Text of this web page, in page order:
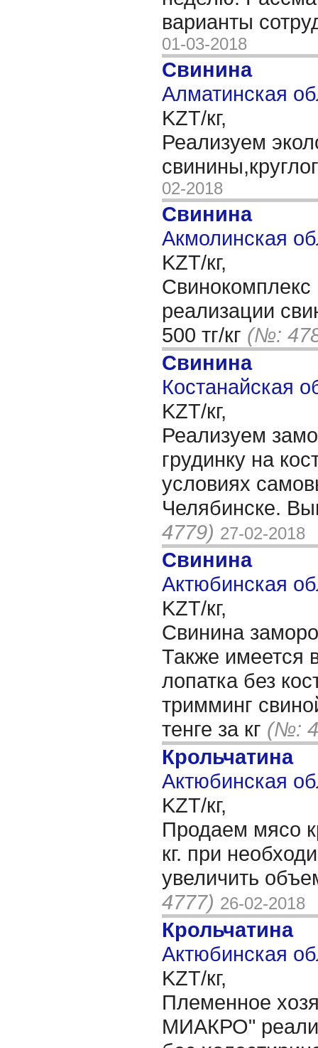
варианты
01-03-2018
Свинина
Алматинская
KZT/кг,
Реализуем
02-2018
Свинина
Акмолинская
KZT/кг,
Свинокомплекс
реализации
500 тг/кг (№:
Свинина
Костанайская
KZT/кг,
Реализуем
грудинку на
условиях
Челябинске.
4779) 27-02-2018
Свинина
Актюбинская
KZT/кг,
Свинина
Также имеется
лопатка без
тримминг
тенге за кг (№:
Крольчатина
Актюбинская
KZT/кг,
Продаем мясо
кг. при
увеличить
4777) 26-02-2018
Крольчатина
Актюбинская
KZT/кг,
Племенное
МИАКРО"